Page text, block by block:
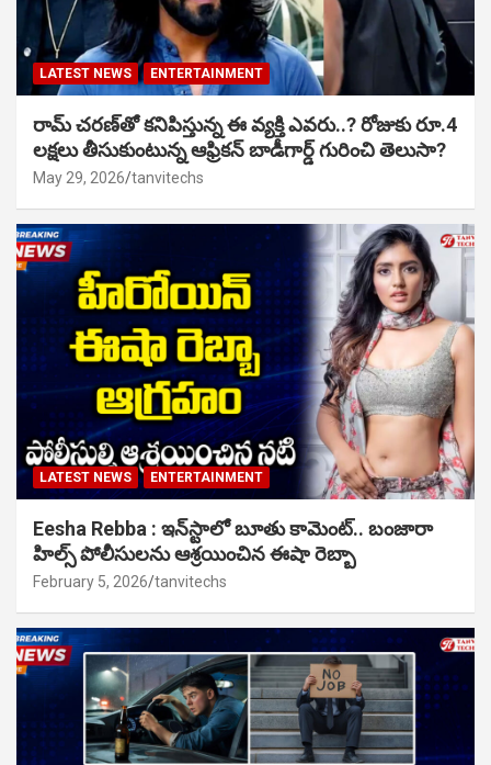
LATEST NEWS ENTERTAINMENT
రామ్ చరణ్‌తో కనిపిస్తున్న ఈ వ్యక్తి ఎవరు..? రోజుకు రూ.4
లక్షలు తీసుకుంటున్న ఆఫ్రికన్ బాడీగార్డ్ గురించి తెలుసా?
May 29, 2026 tanvitechs
LATEST NEWS ENTERTAINMENT
Eesha Rebba : ఇన్‌స్టాలో బూతు కామెంట్.. బంజారా
హిల్స్ పోలీసులను ఆశ్రయించిన ఈషా రెబ్బా
February 5, 2026 tanvitechs